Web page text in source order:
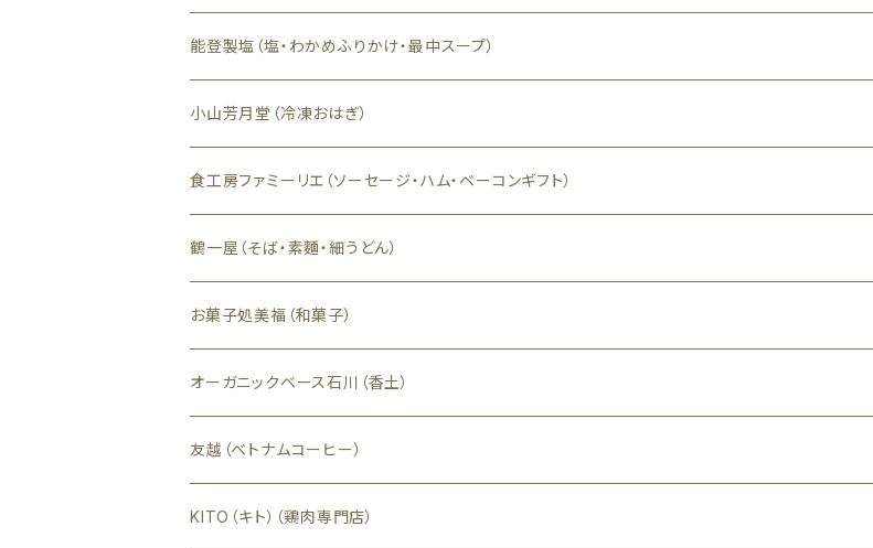
能登製塩（塩・わかめふりかけ・最中スープ）
小山芳月堂（冷凍おはぎ）
食工房ファミーリエ（ソーセージ・ハム・ベーコンギフト）
鶴一屋（そば・素麵・細うどん）
お菓子処美福（和菓子）
オーガニックベース石川（香土）
友越（ベトナムコーヒー）
KITO（キト）（鶏肉専門店）